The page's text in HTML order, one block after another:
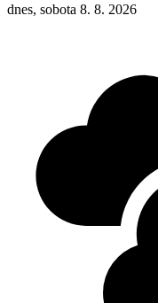
dnes, sobota 8. 8. 2026